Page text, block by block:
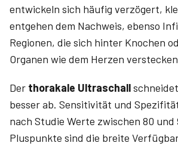
entwickeln sich häufig verzögert,
entgehen dem Nachweis, ebenso
Regionen, die sich hinter Knochen
Organen wie dem Herzen
Der thorakale Ultraschall
besser ab. Sensitivität und
nach Studie Werte zwischen 80 und
Pluspunkte sind die breite